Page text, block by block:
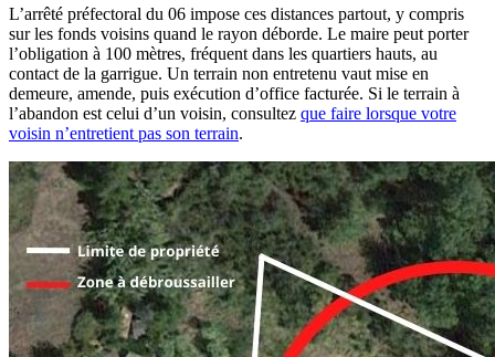
L’arrêté préfectoral du 06 impose ces distances partout, y compris
sur les fonds voisins quand le rayon déborde. Le maire peut porter
l’obligation à 100 mètres, fréquent dans les quartiers hauts, au
contact de la garrigue. Un terrain non entretenu vaut mise en
demeure, amende, puis exécution d’office facturée. Si le terrain à
l’abandon est celui d’un voisin, consultez que faire lorsque votre
voisin n’entretient pas son terrain.